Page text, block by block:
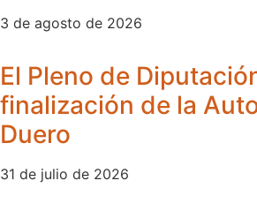
3 de agosto de 2026
El Pleno de
finalización de la
Duero
31 de julio de 2026